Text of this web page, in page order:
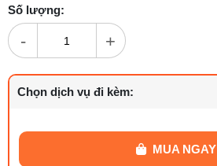
Số lượng:
- +
Chọn dịch vụ đi kèm:
MUA NGAY